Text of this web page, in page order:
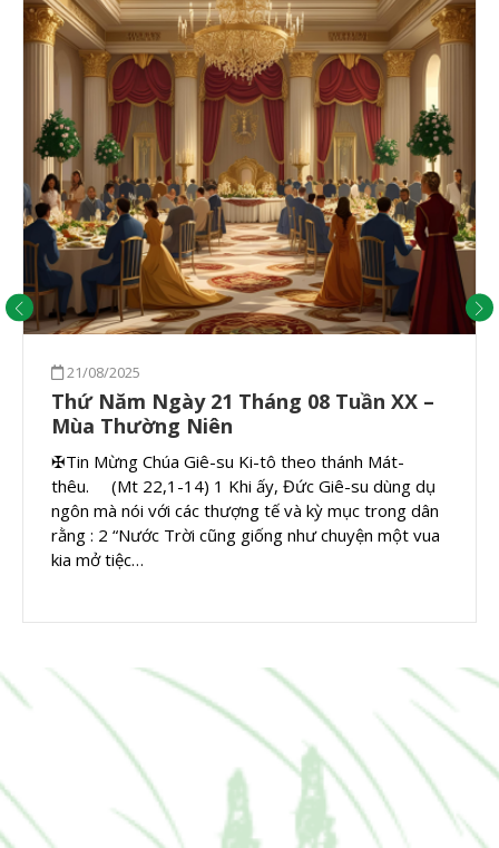
21/08/2025
Thứ Năm Ngày 21 Tháng 08 Tuần XX –
Mùa Thường Niên
✠Tin Mừng Chúa Giê-su Ki-tô theo thánh Mát-
thêu. (Mt 22,1-14) 1 Khi ấy, Đức Giê-su dùng dụ
ngôn mà nói với các thượng tế và kỳ mục trong dân
rằng : 2 “Nước Trời cũng giống như chuyện một vua
kia mở tiệc…